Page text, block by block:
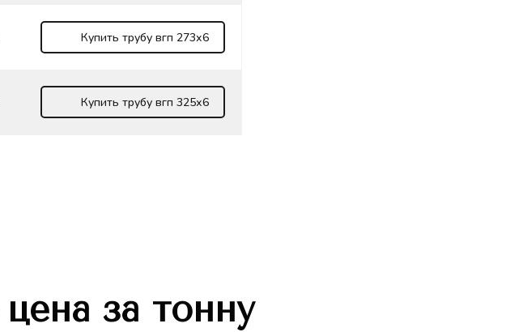
Купить трубу вгп 273х6
Купить трубу вгп 325х6
цена за тонну